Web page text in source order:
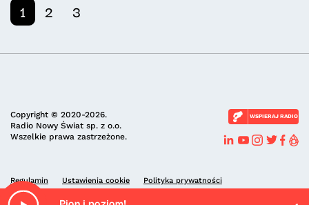
1 2 3
Copyright © 2020-2026.
Radio Nowy Świat sp. z o.o.
Wszelkie prawa zastrzeżone.
WSPIERAJ RADIO
Regulamin Ustawienia cookie Polityka prywatności